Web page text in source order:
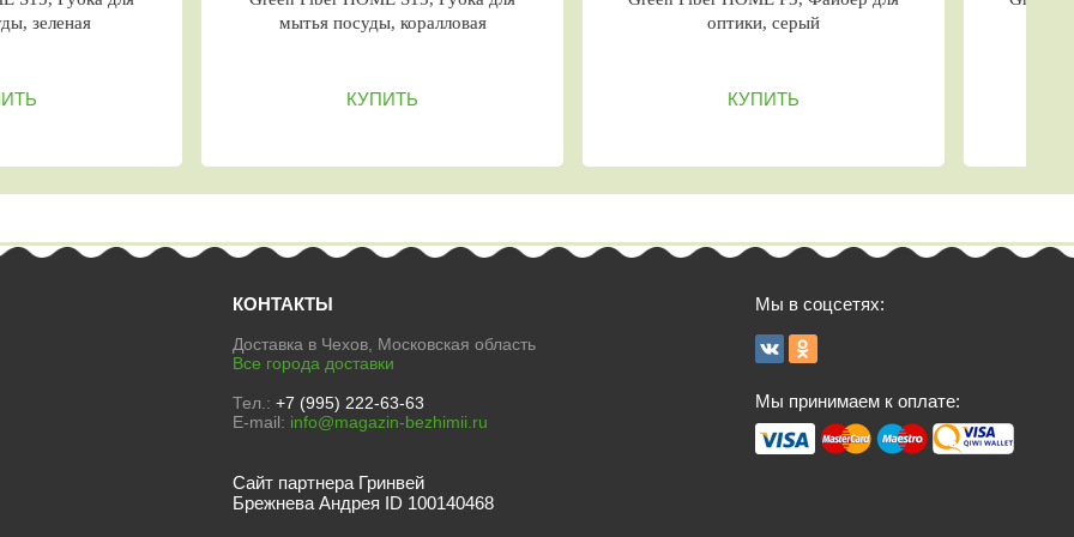
оптики, серый
экранов, серо-коралловый
КОНТАКТЫ
Доставка в Чехов, Московская область
Все города доставки
Тел.: +7 (995) 222-63-63
E-mail: info@magazin-bezhimii.ru
Сайт партнера Гринвей
Брежнева Андрея ID 100140468
Мы в соцсетях:
Мы принимаем к оплате: